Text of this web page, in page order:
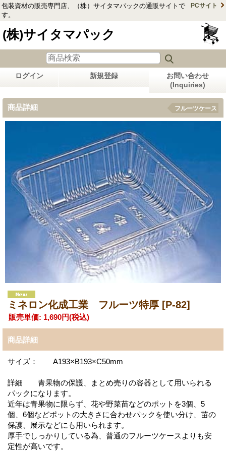
包装資材の販売専門店、（株）サイタマパックの通販サイトで
す。
PCサイト
(株)サイタマパック
ログイン 新規登録
お問い合わせ
(Inquiries)
商品詳細 フルーツケース
ミネロン化成工業 フルーツ特厚 [P-82]
販売単価: 1,690円(税込)
商品詳細
サイズ： A193×B193×C50mm
詳細 青果物の保護、まとめ売りの容器として用いられる
パックになります。
近年は青果物に限らず、花や野菜苗などのポットを3個、5
個、6個などポットの大きさに合わせパックを使い分け、苗の
保護、展示などにも用いられます。
厚手でしっかりしている為、普通のフルーツケースよりも安
定性が高いです。